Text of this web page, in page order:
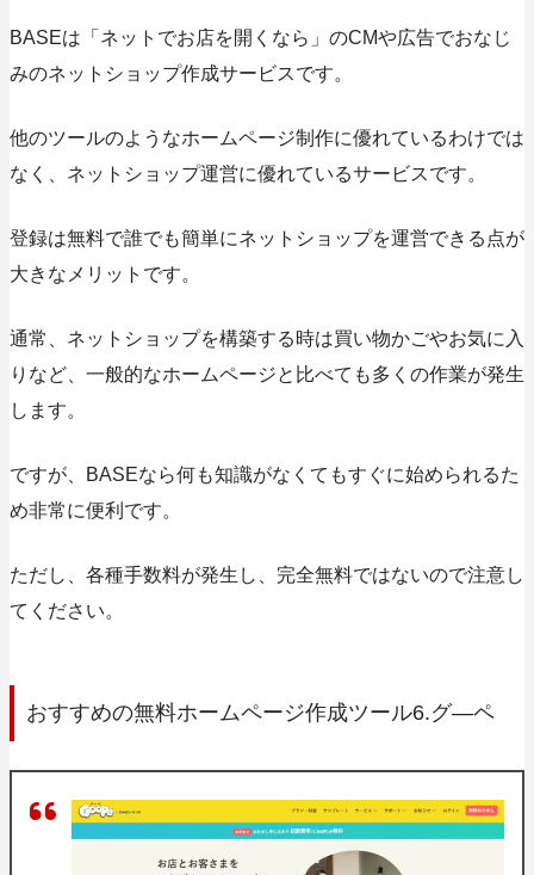
BASEは「ネットでお店を開くなら」のCMや広告でおなじ
みのネットショップ作成サービスです。
他のツールのようなホームページ制作に優れているわけでは
なく、 ネットショップ運営に優れているサービスです。
登録は無料で誰でも簡単にネットショップを運営できる点が
大きなメリットです。
通常、ネットショップを構築する時は買い物かごやお気に入
りなど、一般的なホームページと比べても多くの作業が発生
します。
ですが、BASEなら何も知識がなくてもすぐに始められるた
め非常に便利です。
ただし、各種手数料が発生し、完全無料ではないので注意し
てください。
おすすめの無料ホームページ作成ツール6.グ―ペ